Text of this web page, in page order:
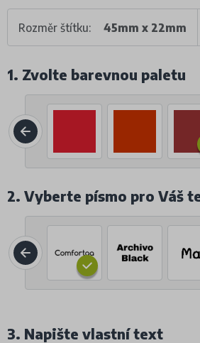
Rozměr štítku: 45mm x 22mm
1. Zvolte barevnou paletu
2. Vyberte písmo pro Váš
3. Napište vlastní text